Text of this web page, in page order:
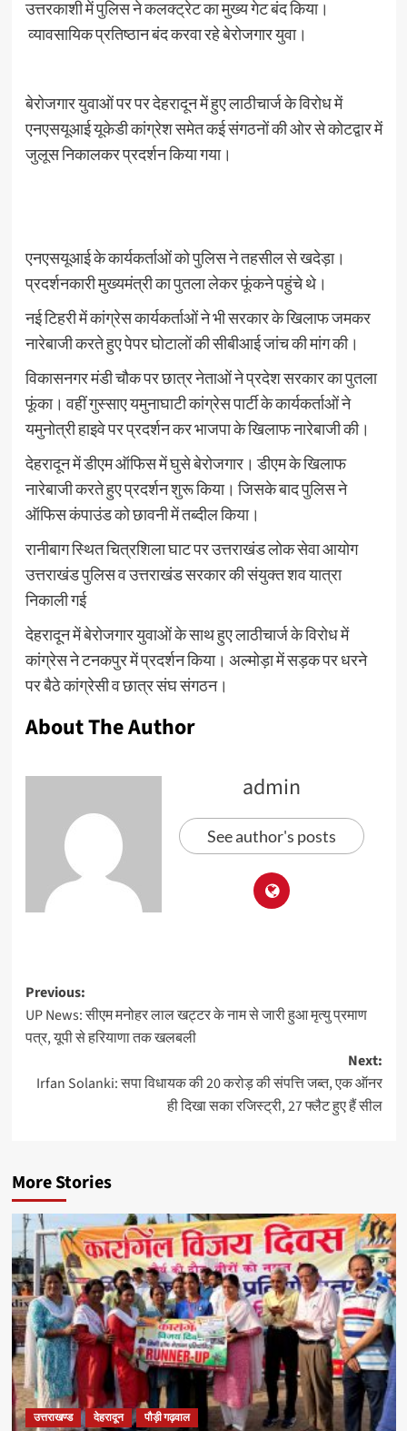
उत्तरकाशी में पुलिस ने कलक्ट्रेट का मुख्य गेट बंद किया।
व्यावसायिक प्रतिष्ठान बंद करवा रहे बेरोजगार युवा।
बेरोजगार युवाओं पर पर देहरादून में हुए लाठीचार्ज के विरोध में
एनएसयूआई यूकेडी कांग्रेश समेत कई संगठनों की ओर से कोटद्वार में
जुलूस निकालकर प्रदर्शन किया गया।
एनएसयूआई के कार्यकर्ताओं को पुलिस ने तहसील से खदेड़ा।
प्रदर्शनकारी मुख्यमंत्री का पुतला लेकर फूंकने पहुंचे थे।
नई टिहरी में कांग्रेस कार्यकर्ताओं ने भी सरकार के खिलाफ जमकर
नारेबाजी करते हुए पेपर घोटालों की सीबीआई जांच की मांग की।
विकासनगर मंडी चौक पर छात्र नेताओं ने प्रदेश सरकार का पुतला
फूंका। वहीं गुस्साए यमुनाघाटी कांग्रेस पार्टी के कार्यकर्ताओं ने
यमुनोत्री हाइवे पर प्रदर्शन कर भाजपा के खिलाफ नारेबाजी की।
देहरादून में डीएम ऑफिस में घुसे बेरोजगार। डीएम के खिलाफ
नारेबाजी करते हुए प्रदर्शन शुरू किया। जिसके बाद पुलिस ने
ऑफिस कंपाउंड को छावनी में तब्दील किया।
रानीबाग स्थित चित्रशिला घाट पर उत्तराखंड लोक सेवा आयोग
उत्तराखंड पुलिस व उत्तराखंड सरकार की संयुक्त शव यात्रा
निकाली गई
देहरादून में बेरोजगार युवाओं के साथ हुए लाठीचार्ज के विरोध में
कांग्रेस ने टनकपुर में प्रदर्शन किया। अल्मोड़ा में सड़क पर धरने
पर बैठे कांग्रेसी व छात्र संघ संगठन।
About The Author
admin
See author's posts
Previous:
UP News: सीएम मनोहर लाल खट्टर के नाम से जारी हुआ मृत्यु प्रमाण
पत्र, यूपी से हरियाणा तक खलबली
Next:
Irfan Solanki: सपा विधायक की 20 करोड़ की संपत्ति जब्त, एक ऑनर
ही दिखा सका रजिस्ट्री, 27 फ्लैट हुए हैं सील
More Stories
उत्तराखण्ड देहरादून पौड़ी गढ़वाल